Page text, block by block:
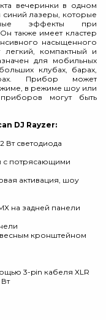
вечеринки в одном
лазеры, которые
эффекты при
также имеет кластер
насыщенного
компактный и
для мобильных
клубах, барах,
Прибор может
в режиме шоу или
могут быть
DJ Rayzer:
Вт светодиода
с потрясающими
активация, шоу
на задней панели
кронштейном
3-pin кабеля XLR